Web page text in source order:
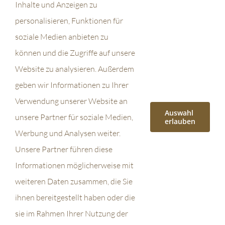
0:
0
-
2
3:
0
größte gemeinsame
Vielfache @ schon
Inhalte und Anzeigen zu
personalisieren, Funktionen für
soziale Medien anbieten zu
können und die Zugriffe auf unsere
Website zu analysieren. Außerdem
geben wir Informationen zu Ihrer
Verwendung unserer Website an
unsere Partner für soziale Medien,
Werbung und Analysen weiter.
Unsere Partner führen diese
Informationen möglicherweise mit
weiteren Daten zusammen, die Sie
ihnen bereitgestellt haben oder die
sie im Rahmen Ihrer Nutzung der
Auswahl
erlauben